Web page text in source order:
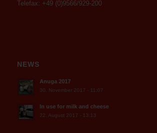
Telefax: +49 (0)9566/929-200
NEWS
Anuga 2017
30. November 2017 - 11:07
In use for milk and cheese
22. August 2017 - 13:13